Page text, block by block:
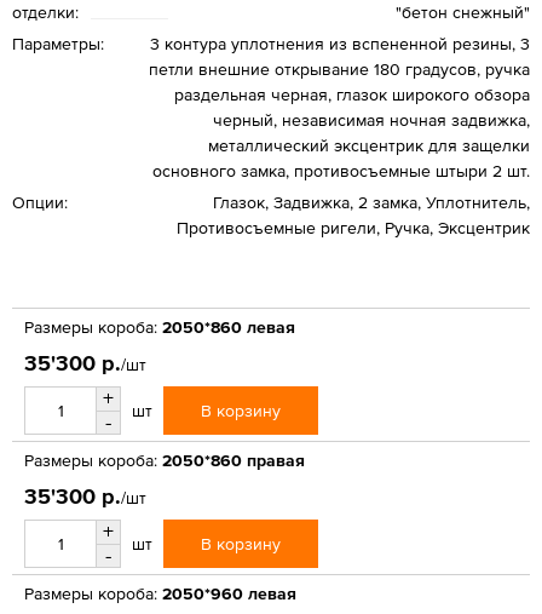
отделки:
"бетон снежный"
Параметры:
3 контура уплотнения из вспененной резины, 3
петли внешние открывание 180 градусов, ручка
раздельная черная, глазок широкого обзора
черный, независимая ночная задвижка,
металлический эксцентрик для защелки
основного замка, противосъемные штыри 2 шт.
Опции:
Глазок, Задвижка, 2 замка, Уплотнитель,
Противосъемные ригели, Ручка, Эксцентрик
Размеры короба: 2050*860 левая
35'300 р./шт
+
-
шт В корзину
Размеры короба: 2050*860 правая
35'300 р./шт
+
-
шт В корзину
Размеры короба: 2050*960 левая